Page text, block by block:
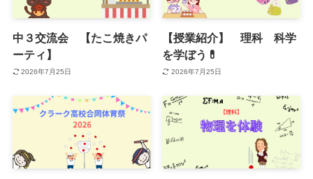
中３交流会 【たこ焼きパ
ーティ】
2026年7月25日
【授業紹介】 理科 科学
を学ぼう💊
2026年7月25日